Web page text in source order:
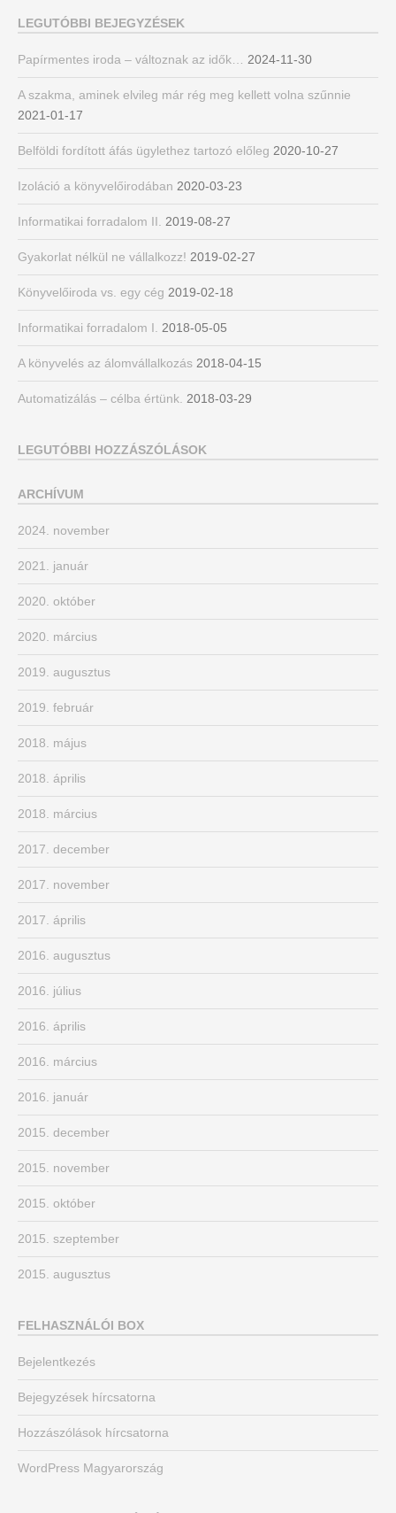
LEGUTÓBBI BEJEGYZÉSEK
Papírmentes iroda – változnak az idők… 2024-11-30
A szakma, aminek elvileg már rég meg kellett volna szűnnie
2021-01-17
Belföldi fordított áfás ügylethez tartozó előleg 2020-10-27
Izoláció a könyvelőirodában 2020-03-23
Informatikai forradalom II. 2019-08-27
Gyakorlat nélkül ne vállalkozz! 2019-02-27
Könyvelőiroda vs. egy cég 2019-02-18
Informatikai forradalom I. 2018-05-05
A könyvelés az álomvállalkozás 2018-04-15
Automatizálás – célba értünk. 2018-03-29
LEGUTÓBBI HOZZÁSZÓLÁSOK
ARCHÍVUM
2024. november
2021. január
2020. október
2020. március
2019. augusztus
2019. február
2018. május
2018. április
2018. március
2017. december
2017. november
2017. április
2016. augusztus
2016. július
2016. április
2016. március
2016. január
2015. december
2015. november
2015. október
2015. szeptember
2015. augusztus
FELHASZNÁLÓI BOX
Bejelentkezés
Bejegyzések hírcsatorna
Hozzászólások hírcsatorna
WordPress Magyarország